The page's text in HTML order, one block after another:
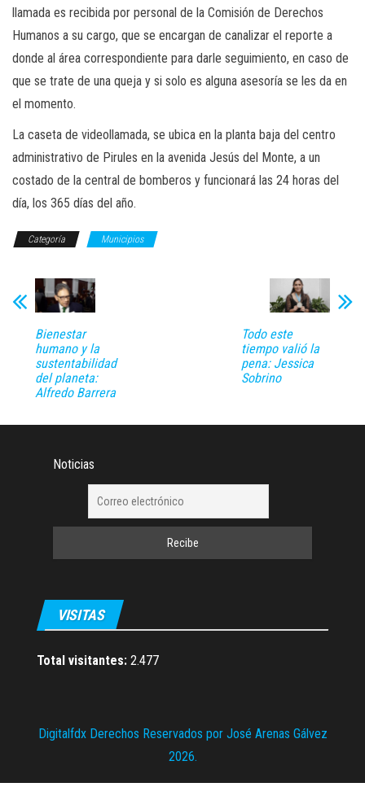
llamada es recibida por personal de la Comisión de Derechos
Humanos a su cargo, que se encargan de canalizar el reporte a
donde al área correspondiente para darle seguimiento, en caso de
que se trate de una queja y si solo es alguna asesoría se les da en
el momento.
La caseta de videollamada, se ubica en la planta baja del centro
administrativo de Pirules en la avenida Jesús del Monte, a un
costado de la central de bomberos y funcionará las 24 horas del
día, los 365 días del año.
Categoría Municipios
Bienestar
humano y la
sustentabilidad
del planeta:
Alfredo Barrera
Todo este
tiempo valió la
pena: Jessica
Sobrino
Noticias
VISITAS
Total visitantes: 2.477
Digitalfdx Derechos Reservados por José Arenas Gálvez
2026.